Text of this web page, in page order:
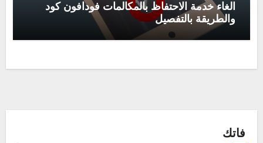
الغاء خدمة الاحتفاظ بالمكالمات فودافون كود
والطريقة بالتفصيل
فاتك